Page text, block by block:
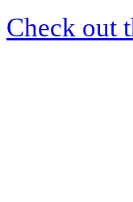
Check out